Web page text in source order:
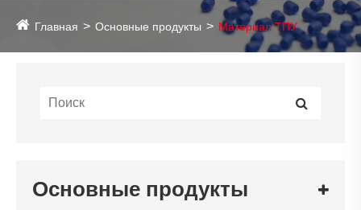
Главная Основные продукты Материал ТПУ
Основные продукты